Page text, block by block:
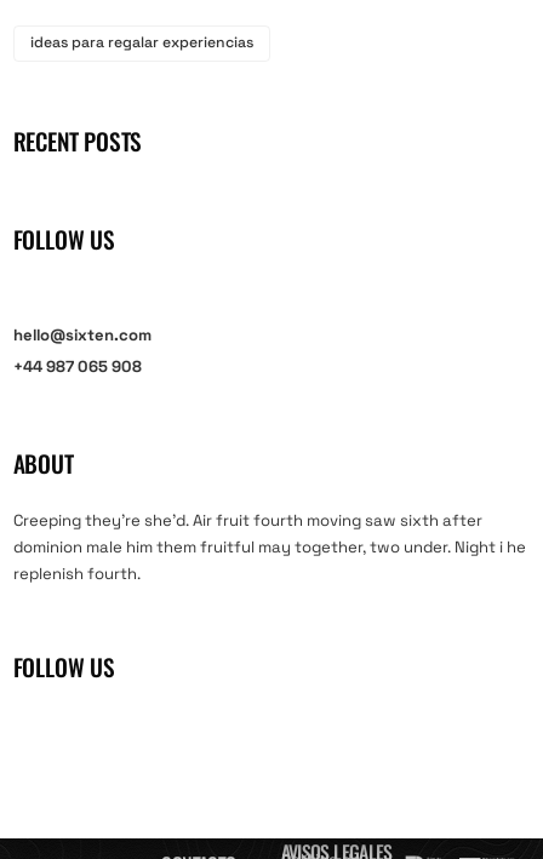
ideas para regalar experiencias
RECENT POSTS
FOLLOW US
hello@sixten.com
+44 987 065 908
ABOUT
Creeping they’re she’d. Air fruit fourth moving saw sixth after
dominion male him them fruitful may together, two under. Night i he
replenish fourth.
FOLLOW US
AVISOS LEGALES